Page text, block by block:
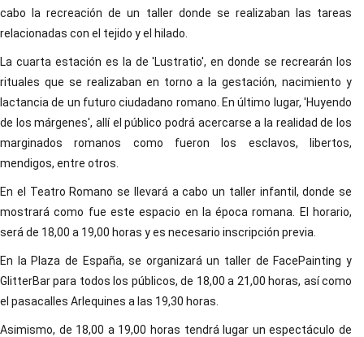
cabo la recreación de un taller donde se realizaban las tareas
relacionadas con el tejido y el hilado.
La cuarta estación es la de 'Lustratio', en donde se recrearán los
rituales que se realizaban en torno a la gestación, nacimiento y
lactancia de un futuro ciudadano romano. En último lugar, 'Huyendo
de los márgenes', allí el público podrá acercarse a la realidad de los
marginados romanos como fueron los esclavos, libertos,
mendigos, entre otros.
En el Teatro Romano se llevará a cabo un taller infantil, donde se
mostrará como fue este espacio en la época romana. El horario,
será de 18,00 a 19,00 horas y es necesario inscripción previa.
En la Plaza de España, se organizará un taller de FacePainting y
GlitterBar para todos los públicos, de 18,00 a 21,00 horas, así como
el pasacalles Arlequines a las 19,30 horas.
Asimismo, de 18,00 a 19,00 horas tendrá lugar un espectáculo de